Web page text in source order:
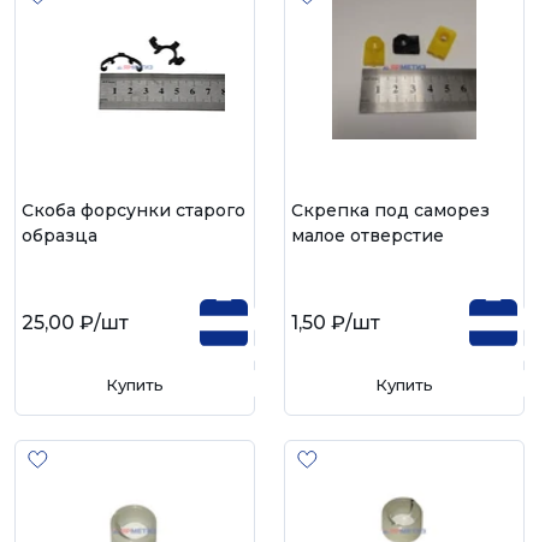
Скоба форсунки старого
образца
25,00 ₽/шт
Купить
Скрепка под саморез
малое отверстие
1,50 ₽/шт
Купить